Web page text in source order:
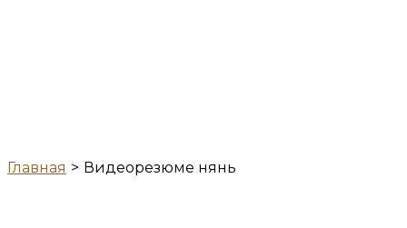
Главная Видеорезюме нянь